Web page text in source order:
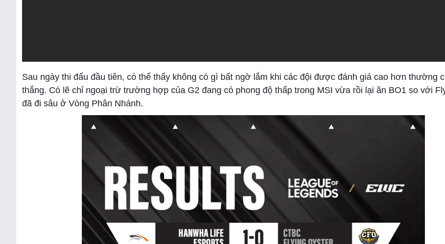
Sau ngày thi đấu đầu tiên, có thể thấy không có gì bất ngờ lắm khi các đội được đánh giá cao hơn thường
thắng. Có lẽ chỉ ngoại trừ trường hợp của G2 đang có phong độ thấp trong MSI vừa rồi lại ăn BO1 so với
đã đi sâu ở Vòng Phân Nhánh.